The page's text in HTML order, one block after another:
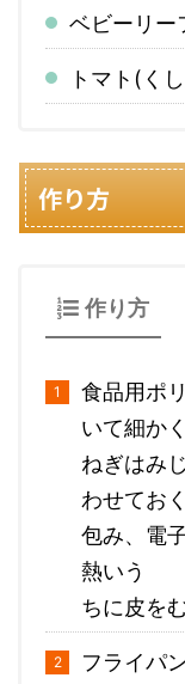
ベビーリ
トマト(く
作り方
作り方
食品用ポ
いて細か
ねぎはみ
わせてお
包み、電
熱いう
ちに皮を
フライパ